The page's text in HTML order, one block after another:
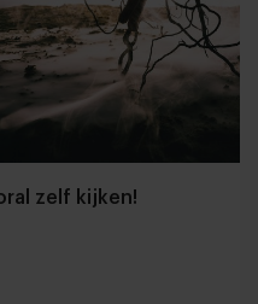
zelf kijken!